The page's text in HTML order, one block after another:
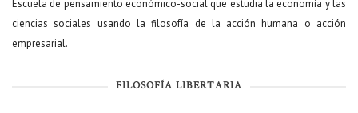
Escuela de pensamiento económico-social que estudia la economía y las
ciencias sociales usando la filosofía de la acción humana o acción
empresarial.
FILOSOFÍA LIBERTARIA